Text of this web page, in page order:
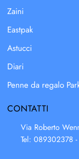
Zaini
Eastpak
Astucci
Diari
Penne da regalo
CONTATTI
Via Roberto
Tel: 089302378 -